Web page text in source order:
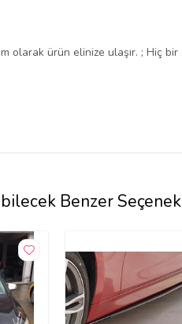
ürün elinize ulaşır. ; Hiç
Benzer